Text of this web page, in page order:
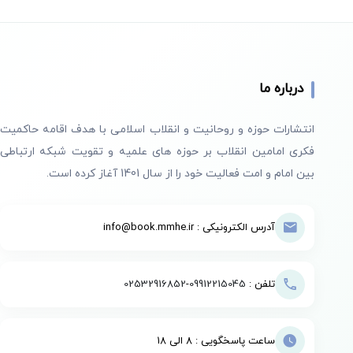
درباره ما
انتشارات حوزه و روحانیت و انقلاب اسلامی با هدف اقامه حاکمیت
فکری امامین انقلاب بر حوزه های علمیه و تقویت شبکه ارتباطی
بین امام و امت فعالیت خود را از سال 1401 آغاز کرده است.
آدرس الکترونیکی : info@book.mmhe.ir
تلفن : 09912215045
-
02532916852
ساعت پاسخگویی : 8 الی 18